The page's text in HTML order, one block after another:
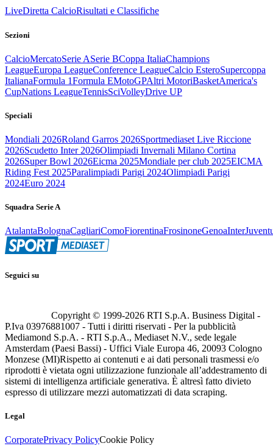
LiveDiretta CalcioRisultati e Classifiche
Sezioni
CalcioMercatoSerie ASerie BCoppa ItaliaChampions
LeagueEuropa LeagueConference LeagueCalcio EsteroSupercoppa
ItalianaFormula 1Formula EMotoGPAltri MotoriBasketAmerica's
CupNations LeagueTennisSciVolleyDrive UP
Speciali
Mondiali 2026Roland Garros 2026Sportmediaset Live Riccione
2026Scudetto Inter 2026Olimpiadi Invernali Milano Cortina
2026Super Bowl 2026Eicma 2025Mondiale per club 2025EICMA
Riding Fest 2025Paralimpiadi Parigi 2024Olimpiadi Parigi
2024Euro 2024
Squadra Serie A
AtalantaBolognaCagliariComoFiorentinaFrosinoneGenoaInter
Seguici su
Copyright © 1999-2026 RTI S.p.A. Business Digital -
P.Iva 03976881007 - Tutti i diritti riservati - Per la pubblicità
Mediamond S.p.A. - RTI S.p.A., Mediaset N.V., sede legale
Amsterdam (Paesi Bassi) - Uffici Viale Europa 46, 20093 Cologno
Monzese (MI)Rispetto ai contenuti e ai dati personali trasmessi e/o
riprodotti è vietata ogni utilizzazione funzionale all’addestramento di
sistemi di intelligenza artificiale generativa. È altresì fatto divieto
espresso di utilizzare mezzi automatizzati di data scraping.
Legal
CorporatePrivacy PolicyCookie Policy